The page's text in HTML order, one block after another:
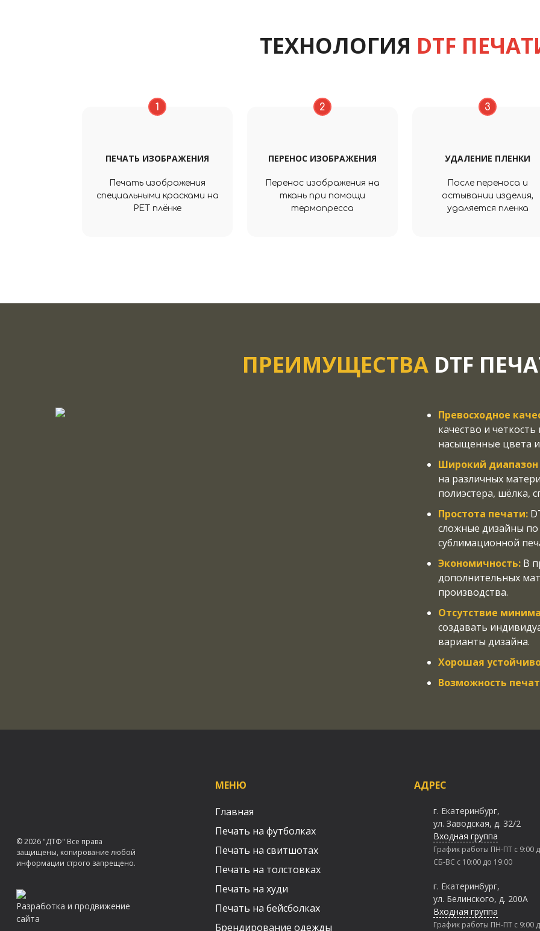
ТЕХНОЛОГИЯ DTF
1
ПЕЧАТЬ ИЗОБРАЖЕНИЯ
Печать изображения
специальными красками на
PET плёнке
2
ПЕРЕНОС ИЗОБРАЖЕНИЯ
Перенос изображения на
ткань при помощи
термопресса
3
УДАЛЕНИЕ ПЛЕНКИ
После переноса и
остывании изделия,
удаляется пленка
ПРЕИМУЩЕСТВАDTF
Превосходное
качество и
насыщенные цвета
Широкий
на различных
полиэстера, шёлка,
Простота печати:
сложные дизайны
сублимационной
Экономичность: В
дополнительных
производства.
Отсутствие
создавать
варианты дизайна.
Хорошая
Возможность
© 2026 "ДТФ" Все права
защищены, копирование любой
информации строго запрещено.
Разработка и продвижение
сайта
МЕНЮ
Главная
Печать на футболках
Печать на свитшотах
Печать на толстовках
Печать на худи
Печать на бейсболках
Брендирование одежды
АДРЕС
г. Екатеринбург,
ул. Заводская, д. 32/2
Входная группа
График работы ПН-ПТ с 9:00
СБ-ВС c 10:00 до 19:00
г. Екатеринбург,
ул. Белинского, д. 200А
Входная группа
График работы ПН-ПТ с 9:00